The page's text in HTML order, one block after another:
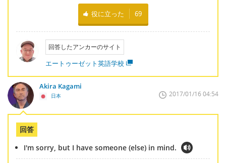
役に立った 69
回答したアンカーのサイト
エートゥーゼット英語学校
Akira Kagami
日本 2017/01/16 04:54
回答
I'm sorry, but I have someone (else) in mind.